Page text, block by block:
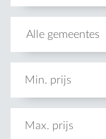
Alle gemeentes